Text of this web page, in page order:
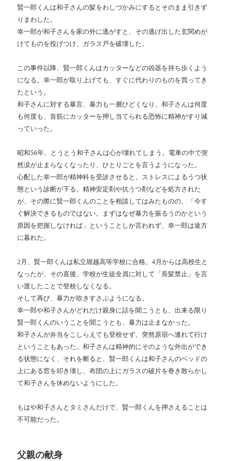
賢一郎くんは和子さんの髪をわしづかみにするとそのまま引きず
りまわした。
幸一郎が和子さんを家の外に逃がすと、その逃げ出した玄関めが
けてものを投げつけ、ガラス戸を破壊した。
この事件以降、賢一郎くんはカッターなどの凶器を持ち歩くよう
になる。幸一郎が取り上げても、すぐに代わりのものを買ってき
たという。
和子さんに対する暴言、暴力も一層ひどくなり、和子さんは何度
も何度も、首筋にカッターを押し当てられる恐怖に精神がすり減
っていった。
昭和56年、とうとう和子さんは心が壊れてしまう。電車の中で突
然涙が止まらなくなったり、ひとりごとを言うようになった。
心配した幸一郎が精神科を受診させると、ストレスによるうつ状
態という診断が下る。精神安定剤や抗うつ剤などを処方された
が、その際に賢一郎くんのことを相談してはみたものの、「今す
ぐ解決できるものではない。まずはなぜ暴力を振るうのかという
原因を把握しなければ」ということしか言われず、幸一郎は途方
に暮れた。
2 月、賢一郎くんは私立堀越高等学校に合格。4月からは高校生と
なったが、その直後、学校が生徒全員に対して「長髪禁止」を言
い渡したことで登校しなくなる。
そして再び、暴力が吹きすさぶようになる。
幸一郎や和子さんがどれだけ親身に話を聞こうとも、出来る限り
賢一郎くんのいうことを聞こうとも、暴力は止まなかった。
和子さんが弁当をこしらえても登校せず、突然原宿へ連れて行け
ということもあった。和子さんは精神的にそのような外出ができ
る状態になく、それを断ると、賢一郎くんは和子さんのベッドの
上にある窓を叩き壊し、布団の上にガラスの破片を巻き散らかし
て和子さんを休めないようにした。
もはや和子さんとタミさんだけで、賢一郎くんを押さえることは
不可能だった。
父親の献身